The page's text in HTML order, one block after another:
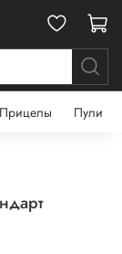
Прицелы Пули